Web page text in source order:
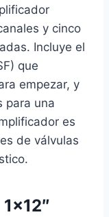
y cinco
Incluye el
que
empezar, y
para una
es
de válvulas